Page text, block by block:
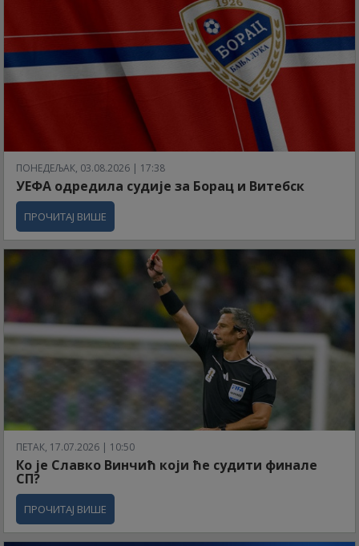
ПОНЕДЕЉАК, 03.08.2026 | 17:38
УЕФА одредила судије за Борац и Витебск
ПРОЧИТАЈ ВИШЕ
ПЕТАК, 17.07.2026 | 10:50
Ко је Славко Винчић који ће судити финале
СП?
ПРОЧИТАЈ ВИШЕ